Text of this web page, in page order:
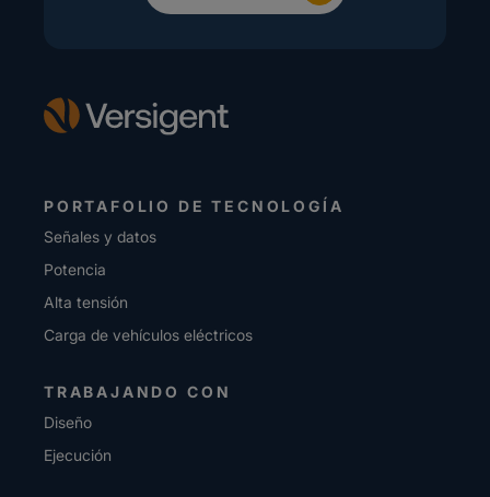
PORTAFOLIO DE TECNOLOGÍA
Señales y datos
Potencia
Alta tensión
Carga de vehículos eléctricos
TRABAJANDO CON
Diseño
Ejecución